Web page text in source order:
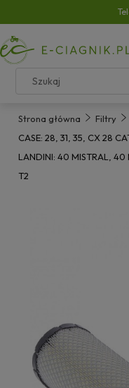
Strona główna Filtry
CASE: 28, 31, 35, CX 28
LANDINI: 40 MISTRAL, 40
T2